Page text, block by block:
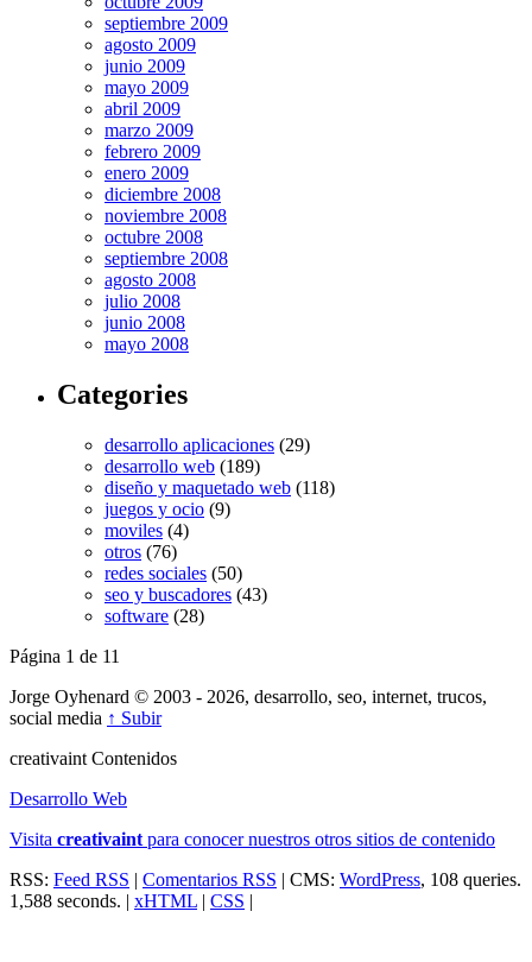
septiembre 2009
agosto 2009
junio 2009
mayo 2009
abril 2009
marzo 2009
febrero 2009
enero 2009
diciembre 2008
noviembre 2008
octubre 2008
septiembre 2008
agosto 2008
julio 2008
junio 2008
mayo 2008
Categories
desarrollo aplicaciones (29)
desarrollo web (189)
diseño y maquetado web (118)
juegos y ocio (9)
moviles (4)
otros (76)
redes sociales (50)
seo y buscadores (43)
software (28)
Página 1 de 11
Jorge Oyhenard © 2003 - 2026, desarrollo, seo, internet, trucos,
social media ↑ Subir
creativaint Contenidos
Desarrollo Web
Visita creativaint para conocer nuestros otros sitios de contenido
RSS: Feed RSS | Comentarios RSS | CMS: WordPress, 108 queries.
1,588 seconds. | xHTML | CSS |